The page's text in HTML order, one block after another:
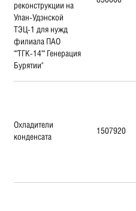
реконструкции на
Улан-Удэнской
ТЭЦ-1 для нужд
филиала ПАО
""ТГК-14"" Генерация
Бурятии"
Охладители
конденсата
1507920